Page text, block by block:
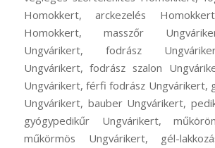
Homokkert, arckezelés
Homokkert, masszőr
Ungvárikert, fodrász
Ungvárikert, fodrász szalon
Ungvárikert, férfi fodrász Ungvárikert,
Ungvárikert, bauber Ungvárikert,
gyógypedikűr Ungvárikert,
műkörmös Ungvárikert, gél-